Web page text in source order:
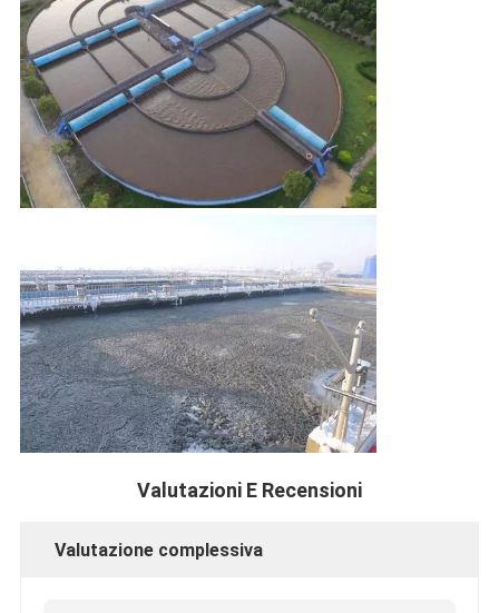
Valutazioni E Recensioni
Valutazione complessiva